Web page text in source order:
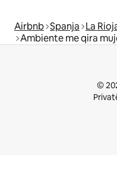
Airbnb Spanja La
Ambiente me qira
©